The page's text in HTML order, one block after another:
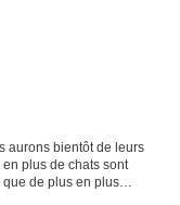
aurons bientôt de leurs
plus de chats sont
de plus en plus